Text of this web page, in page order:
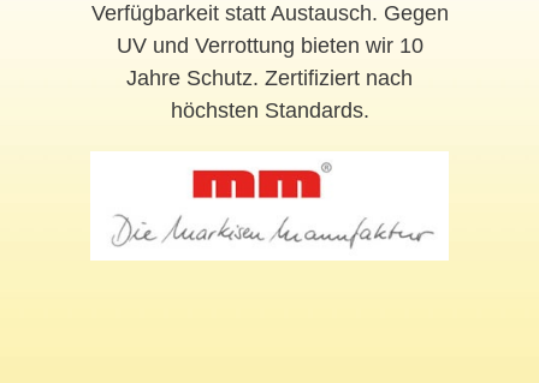
Verfügbarkeit statt Austausch. Gegen
UV und Verrottung bieten wir 10
Jahre Schutz. Zertifiziert nach
höchsten Standards.